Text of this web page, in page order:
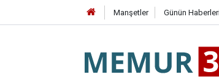
Manşetler Günün